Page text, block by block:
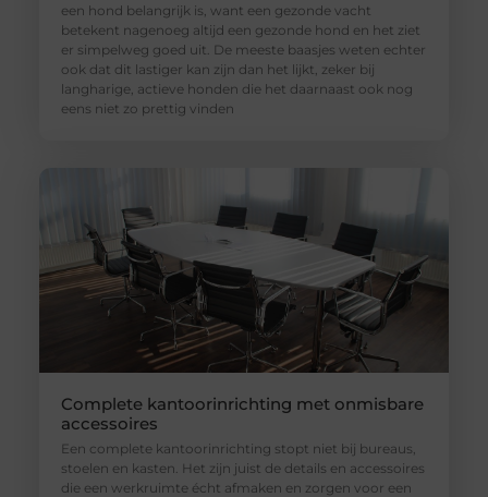
een hond belangrijk is, want een gezonde vacht
betekent nagenoeg altijd een gezonde hond en het ziet
er simpelweg goed uit. De meeste baasjes weten echter
ook dat dit lastiger kan zijn dan het lijkt, zeker bij
langharige, actieve honden die het daarnaast ook nog
eens niet zo prettig vinden
Complete kantoorinrichting met onmisbare
accessoires
Een complete kantoorinrichting stopt niet bij bureaus,
stoelen en kasten. Het zijn juist de details en accessoires
die een werkruimte écht afmaken en zorgen voor een